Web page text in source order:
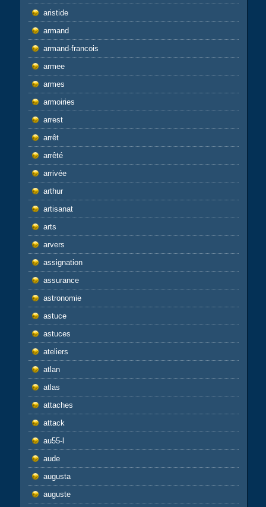
aristide
armand
armand-francois
armee
armes
armoiries
arrest
arrêt
arrêté
arrivée
arthur
artisanat
arts
arvers
assignation
assurance
astronomie
astuce
astuces
ateliers
atlan
atlas
attaches
attack
au55-l
aude
augusta
auguste